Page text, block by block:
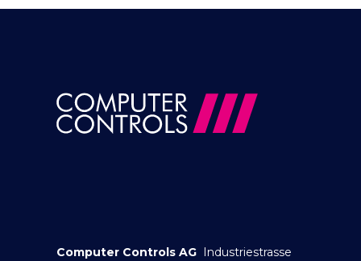
Computer Controls AG Industriestrasse